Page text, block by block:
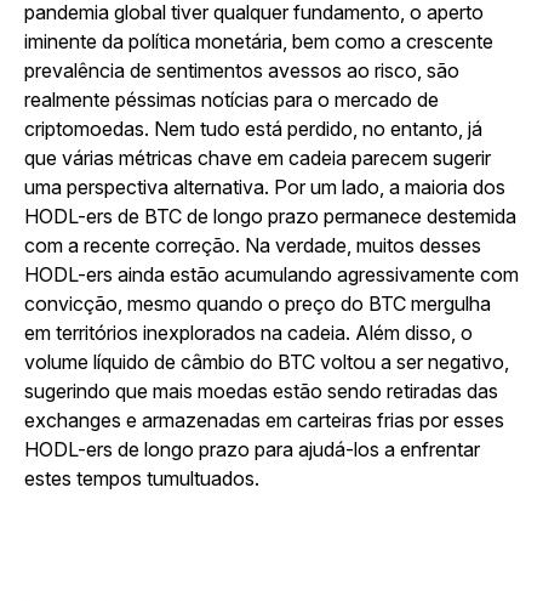
pandemia global tiver qualquer fundamento, o aperto
iminente da política monetária, bem como a crescente
prevalência de sentimentos avessos ao risco, são
realmente péssimas notícias para o mercado de
criptomoedas. Nem tudo está perdido, no entanto, já
que várias métricas chave em cadeia parecem sugerir
uma perspectiva alternativa. Por um lado, a maioria dos
HODL-ers de BTC de longo prazo permanece destemida
com a recente correção. Na verdade, muitos desses
HODL-ers ainda estão acumulando agressivamente com
convicção, mesmo quando o preço do BTC mergulha
em territórios inexplorados na cadeia. Além disso, o
volume líquido de câmbio do BTC voltou a ser negativo,
sugerindo que mais moedas estão sendo retiradas das
exchanges e armazenadas em carteiras frias por esses
HODL-ers de longo prazo para ajudá-los a enfrentar
estes tempos tumultuados.